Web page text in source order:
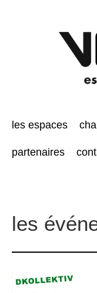
les espaces
partenaires
les